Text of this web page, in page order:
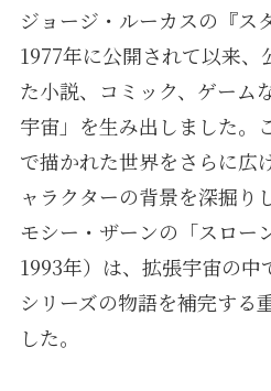
ジョージ・ルーカスの『ス
1977年に公開されて以来、
た小説、コミック、ゲーム
宇宙」を生み出しました。
で描かれた世界をさらに広
ャラクターの背景を深掘り
モシー・ザーンの「スロー
1993年）は、拡張宇宙の
シリーズの物語を補完する
した。